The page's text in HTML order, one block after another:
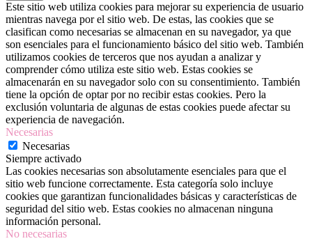
Este sitio web utiliza cookies para mejorar su experiencia de usuario
mientras navega por el sitio web. De estas, las cookies que se
clasifican como necesarias se almacenan en su navegador, ya que
son esenciales para el funcionamiento básico del sitio web. También
utilizamos cookies de terceros que nos ayudan a analizar y
comprender cómo utiliza este sitio web. Estas cookies se
almacenarán en su navegador solo con su consentimiento. También
tiene la opción de optar por no recibir estas cookies. Pero la
exclusión voluntaria de algunas de estas cookies puede afectar su
experiencia de navegación.
Necesarias
Necesarias
Siempre activado
Las cookies necesarias son absolutamente esenciales para que el
sitio web funcione correctamente. Esta categoría solo incluye
cookies que garantizan funcionalidades básicas y características de
seguridad del sitio web. Estas cookies no almacenan ninguna
información personal.
No necesarias